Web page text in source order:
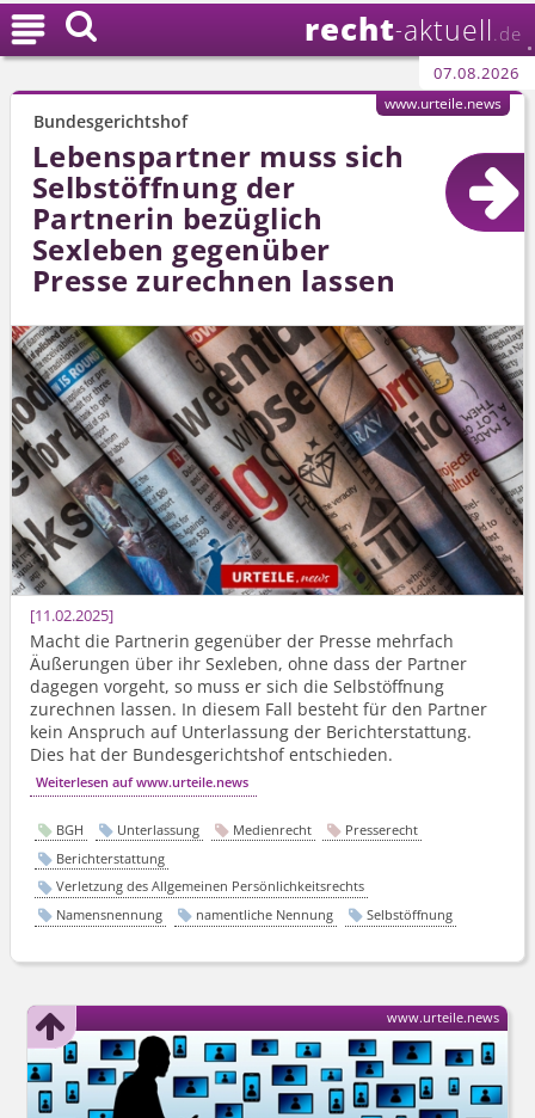
recht-aktuell .de
07.08.2026

Bundesgerichtshof
Lebenspartner muss sich
Selbstöffnung der
Partnerin bezüglich
Sexleben gegenüber
Presse zurechnen lassen
11.02.2025
Macht die Partnerin gegenüber der Presse mehrfach
Äußerungen über ihr Sexleben, ohne dass der Partner
dagegen vorgeht, so muss er sich die Selbstöffnung
zurechnen lassen. In diesem Fall besteht für den Partner
kein Anspruch auf Unterlassung der Berichterstattung.
Dies hat der Bundesgerichtshof entschieden.
Weiterlesen auf www.urteile.news
www.urteile.news
BGH Unterlassung Medienrecht
Presserecht
Berichterstattung
Verletzung des Allgemeinen Persönlichkeitsrechts
Namensnennung
namentliche Nennung Selbstöffnung
www.urteile.news